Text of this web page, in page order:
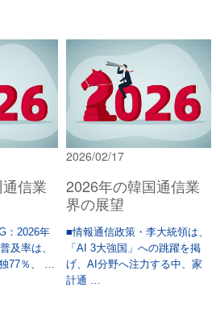
信業
：2026年
及率は、
77％、 …
2026/02/17
2026年の韓国通信業
界の展望
■情報通信政策・李大統領は、
「AI 3大強国」への跳躍を掲
げ、AI分野へ注力する中、家
計通 …